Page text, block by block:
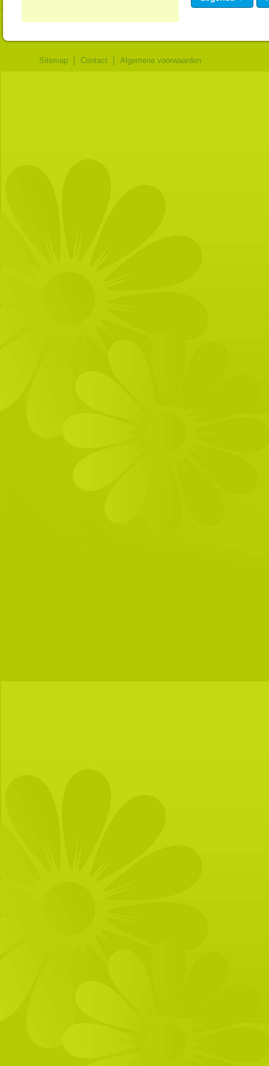
Sitemap Contact Algemene voorwaarden